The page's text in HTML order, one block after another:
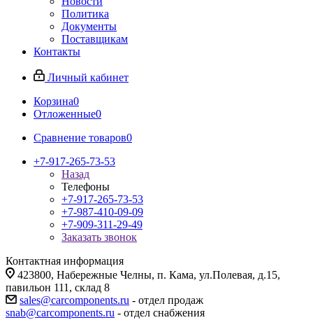
Политика
Документы
Поставщикам
Контакты
Личный кабинет
Корзина0
Отложенные0
Сравнение товаров0
+7-917-265-73-53
Назад
Телефоны
+7-917-265-73-53
+7-987-410-09-09
+7-909-311-29-49
Заказать звонок
Контактная информация
423800, Набережные Челны, п. Кама, ул.Полевая, д.15,
павильон 111, склад 8
sales@carcomponents.ru - отдел продаж
snab@carcomponents.ru - отдел снабжения